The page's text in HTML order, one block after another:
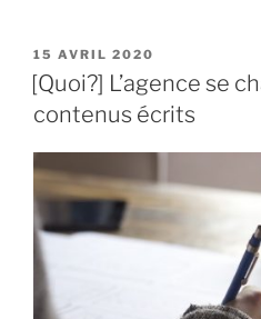
PUBLIÉ
LE
15 AVRIL 2020
[Quoi?] L’agence se
contenus écrits